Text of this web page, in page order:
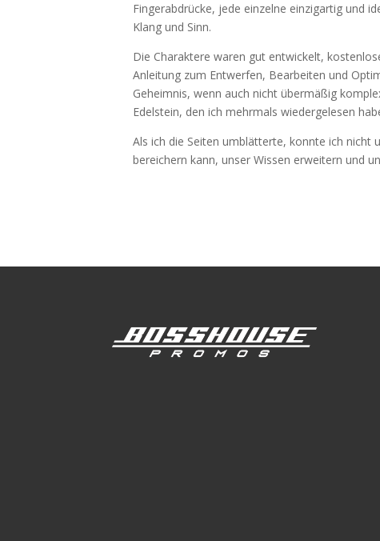
Fingerabdrücke, jede einzelne einzigartig und
Klang und Sinn.
Die Charaktere waren gut entwickelt,
Anleitung zum Entwerfen, Bearbeiten und
Geheimnis, wenn auch nicht übermäßig
Edelstein, den ich mehrmals wiedergelesen
Als ich die Seiten umblätterte, konnte ich nicht
bereichern kann, unser Wissen erweitern und